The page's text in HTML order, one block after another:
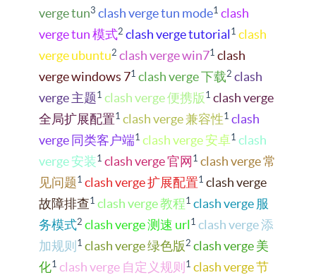
verge tun3 clash verge tun mode1 clash
verge tun 模式2 clash verge tutorial 1 clash
verge ubuntu2 clash verge win71 clash
verge windows 71 clash verge 下载2 clash
verge 主题1 clash verge 便携版 1 clash verge
全局扩展配置1 clash verge 兼容性1 clash
verge 同类客户端1 clash verge 安卓1 clash
verge 安装1 clash verge 官网 1 clash verge 常
见问题1 clash verge 扩展配置1 clash verge
故障排查1 clash verge 教程1 clash verge 服
务模式2 clash verge 测速 url 1 clash verge 添
加规则 1 clash verge 绿色版 2 clash verge 美
化1 clash verge 自定义规则 1 clash verge 节